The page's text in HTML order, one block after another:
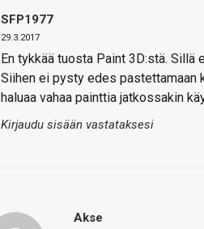
SFP1977
29.3.2017
En tykkää tuosta Paint 3D:stä.
Siihen ei pysty edes pastettamaan
haluaa vahaa painttia jatkossakin
Kirjaudu sisään vastataksesi
Akse